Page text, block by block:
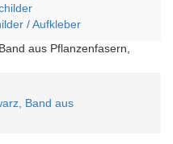
/ Aufkleber
aus Pflanzenfasern,
Band aus